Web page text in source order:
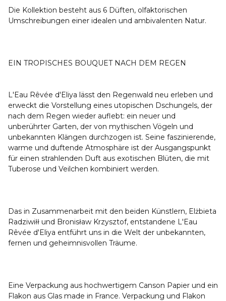
Die Kollektion besteht aus 6 Düften, olfaktorischen
Umschreibungen einer idealen und ambivalenten Natur.
EIN TROPISCHES BOUQUET NACH DEM REGEN
L'Eau Rêvée d'Eliya lässt den Regenwald neu erleben und
erweckt die Vorstellung eines utopischen Dschungels, der
nach dem Regen wieder auflebt: ein neuer und
unberührter Garten, der von mythischen Vögeln und
unbekannten Klängen durchzogen ist. Seine faszinierende,
warme und duftende Atmosphäre ist der Ausgangspunkt
für einen strahlenden Duft aus exotischen Blüten, die mit
Tuberose und Veilchen kombiniert werden.
Das in Zusammenarbeit mit den beiden Künstlern, Elżbieta
Radziwiłł und Bronisław Krzysztof, entstandene L'Eau
Rêvée d'Eliya entführt uns in die Welt der unbekannten,
fernen und geheimnisvollen Träume.
Eine Verpackung aus hochwertigem Canson Papier und ein
Flakon aus Glas made in France. Verpackung und Flakon